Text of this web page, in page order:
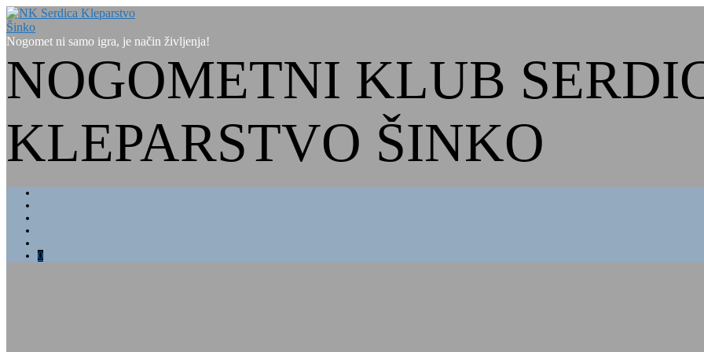
Nogomet ni samo igra, je način življenja!
NOGOMETNI KLUB
KLEPARSTVO ŠINKO
0